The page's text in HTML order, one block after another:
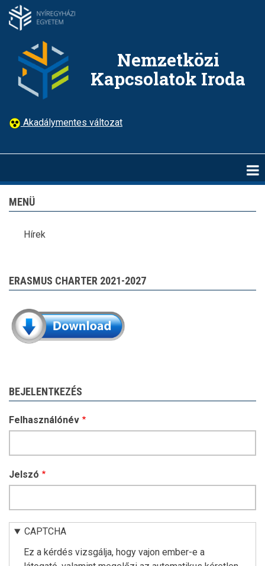
Ugrás
Nemzetközi
Kapcsolatok Iroda
Akadálymentes változat
MENÜ
Hírek
ERASMUS CHARTER 2021-2027
BEJELENTKEZÉS
Felhasználónév
Jelszó
CAPTCHA
Ez a kérdés vizsgálja, hogy vajon ember-e a